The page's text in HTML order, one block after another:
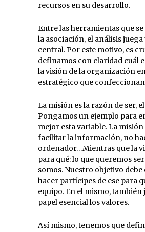
recursos en su desarrollo.
Entre las herramientas que
la asociación, el análisis
central. Por este motivo, es
definamos con claridad cuál
la visión de la organización
estratégico que
La misión es la razón de ser,
Pongamos un ejemplo para
mejor esta variable. La misión
facilitar la información, no
ordenador…Mientras que la
para qué: lo que queremos
somos. Nuestro objetivo
hacer partícipes de ese para
equipo. En el mismo,
papel esencial los valores.
Así mismo, tenemos que